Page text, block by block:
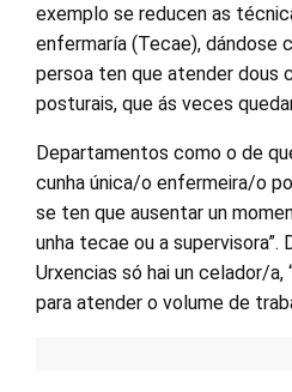
exemplo se reducen as
enfermaría (Tecae), dándose
persoa ten que atender dous
posturais, que ás veces
Departamentos como o de
cunha única/o enfermeira/o
se ten que ausentar un
unha tecae ou a supervisora”.
Urxencias só hai un celador/
para atender o volume de